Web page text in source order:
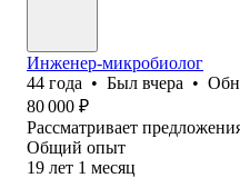
Инженер-микробиолог
44 года • Был вчера •
80 000 ₽
Рассматривает
Общий опыт
19 лет 1 месяц